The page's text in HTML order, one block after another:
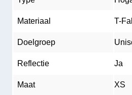
Materiaal T-
Doelgroep
Reflectie Ja
Maat XS